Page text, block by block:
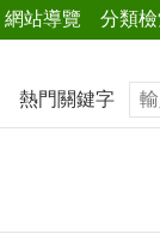
網站導覽 分類
熱門關鍵字